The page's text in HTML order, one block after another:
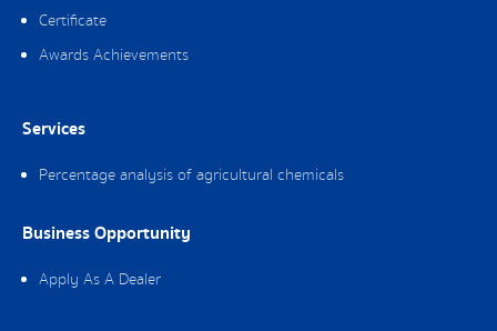
Certificate
Awards Achievements
Services
Percentage analysis of agricultural chemicals
Business Opportunity
Apply As A Dealer